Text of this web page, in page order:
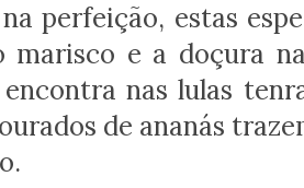
perfeição, estas
marisco e a doçura
nas lulas
de ananás